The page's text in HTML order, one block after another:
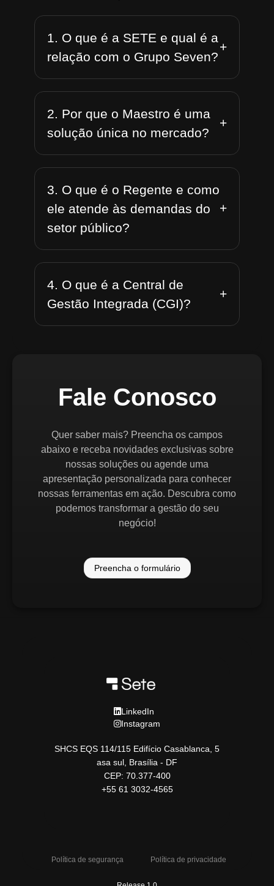
1. O que é a SETE e qual é a
relação com o Grupo Seven?
+
2. Por que o Maestro é uma
solução única no mercado?
+
3. O que é o Regente e como
ele atende às demandas do
setor público?
+
4. O que é a Central de
Gestão Integrada (CGI)?
+
Fale Conosco
Quer saber mais? Preencha os campos
abaixo e receba novidades exclusivas sobre
nossas soluções ou agende uma
apresentação personalizada para conhecer
nossas ferramentas em ação. Descubra como
podemos transformar a gestão do seu
negócio!
Preencha o formulário
LinkedIn
Instagram
SHCS EQS 114/115 Edifício Casablanca, 5
asa sul, Brasília - DF
CEP: 70.377-400
+55 61 3032-4565
Política de segurança Política de privacidade